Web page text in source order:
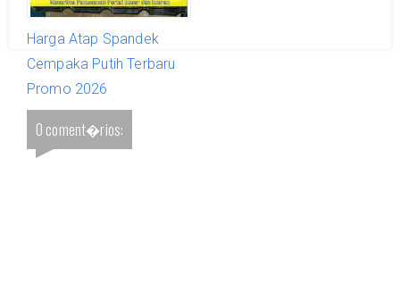
Harga Atap Spandek
Cempaka Putih Terbaru
Promo 2026
0 coment�rios: